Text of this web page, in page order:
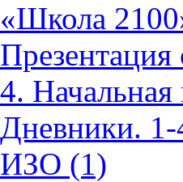
«Школа
4.
Дневники. 1-
ИЗО (1)